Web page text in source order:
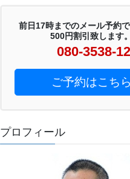
前日17時までのメール予約
500円割引致します。
080-3538-
ご予約はこちら
プロフィール